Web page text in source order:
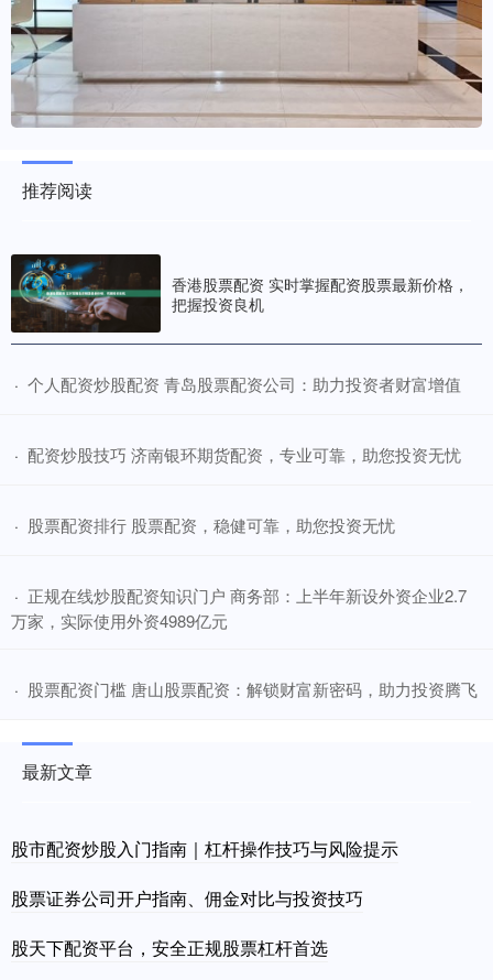
推荐阅读
香港股票配资 实时掌握配资股票最新价格，
把握投资良机
· ​个人配资炒股配资 青岛股票配资公司：助力投资者财富增值
· ​配资炒股技巧 济南银环期货配资，专业可靠，助您投资无忧
· ​股票配资排行 股票配资，稳健可靠，助您投资无忧
· ​正规在线炒股配资知识门户 商务部：上半年新设外资企业2.7
万家，实际使用外资4989亿元
· ​股票配资门槛 唐山股票配资：解锁财富新密码，助力投资腾飞
最新文章
股市配资炒股入门指南｜杠杆操作技巧与风险提示
股票证券公司开户指南、佣金对比与投资技巧
股天下配资平台，安全正规股票杠杆首选